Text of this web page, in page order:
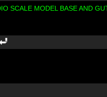
SCALE MODEL BASE AND